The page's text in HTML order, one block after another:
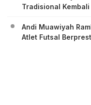
Tradisional
Andi Muawiyah
Atlet Futsal